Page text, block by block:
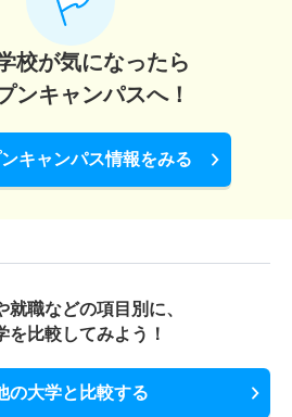
校が気になったら
ンキャンパスへ！
キャンパス情報をみる
就職などの項目別に、
を比較してみよう！
の大学と比較する